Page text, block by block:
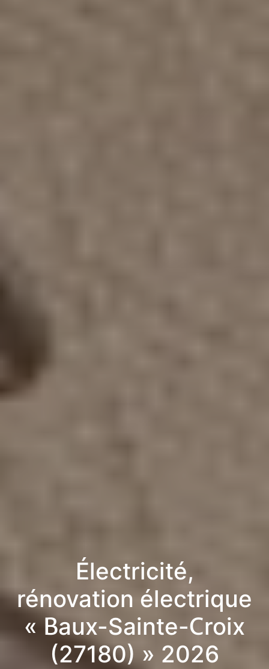
Électricité,
rénovation électrique
« Baux-Sainte-Croix
(27180) » 2026